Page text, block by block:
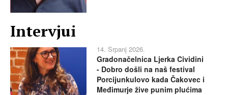
Intervjui
14. Srpanj 2026.
Gradonačelnica Ljerka Cividini
- Dobro došli na naš festival
Porcijunkulovo kada Čakovec i
Međimurje žive punim plućima